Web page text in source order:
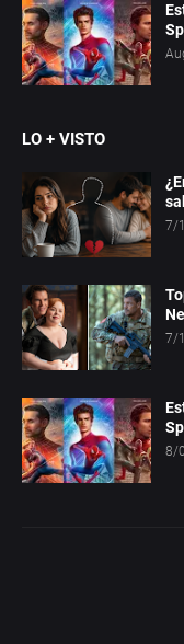
LO + VISTO
7/
7/
8/